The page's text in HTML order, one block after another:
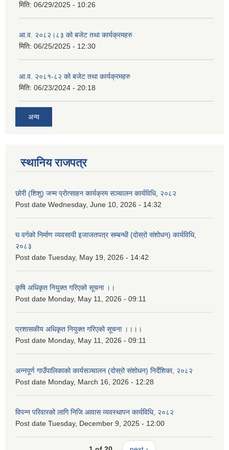
मिति: 06/29/2025 - 10:26
आ.व. २०८२।८३ को बजेट तथा कार्यक्रमहरु
मिति: 06/25/2025 - 12:30
आ.व. २०८१-८२ को बजेट तथा कार्यक्रमहरु
मिति: 06/23/2024 - 20:18
अन्य
स्थानिय राजपत्र
छोरी (शिशु) जन्म प्रोत्साहन कार्यक्रम सञ्चालन कार्यविधि, २०८२
Post date Wednesday, June 10, 2026 - 14:32
घ वर्गको निर्माण व्यवसायी इजाजतपत्र सम्बन्धी (दोस्रो संशोधन) कार्यविधि,
२०८३
Post date Tuesday, May 19, 2026 - 14:42
कृषि अधिकृत नियुक्त गरिएको सूचना ।।
Post date Monday, May 11, 2026 - 09:11
प्रशासकीय अधिकृत नियुक्त गरिएको सूचना ।।।।
Post date Monday, May 11, 2026 - 09:11
अन्नपूर्ण गाउँपालिकाको कार्यसञ्चालन (दोस्रो संशोधन) निर्देशिका, २०८२
Post date Monday, March 16, 2026 - 12:28
विपन्न परिवारको लागि निजि आवास व्यवस्थापन कार्यविधि, २०८२
Post date Tuesday, December 9, 2025 - 12:00